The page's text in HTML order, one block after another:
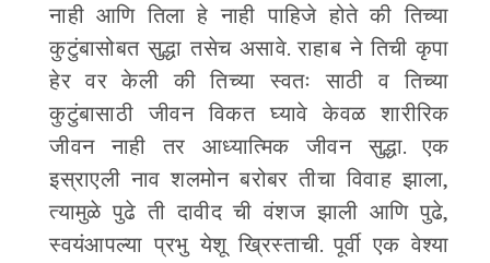
नाही आणि तिला हे नाही पाहिजे होते की तिच्या
कुटुंबासोबत सुद्धा तसेच असावे. राहाब ने तिची कृपा
हेर वर केली की तिच्या स्वतः साठी व तिच्या
कुटुंबासाठी जीवन विकत घ्यावे केवळ शारीरिक
जीवन नाही तर आध्यात्मिक जीवन सुद्धा. एक
इस्राएली नाव शलमोन बरोबर तीचा विवाह झाला,
त्यामुळे पुढे ती दावीद ची वंशज झाली आणि पुढे,
स्वयंआपल्या प्रभु येशू ख्रिस्ताची. पूर्वी एक वेश्या